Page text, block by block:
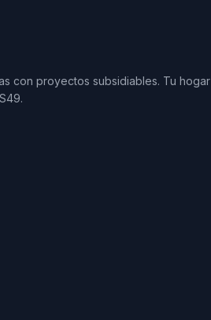
con proyectos subsidiables. Tu hogar